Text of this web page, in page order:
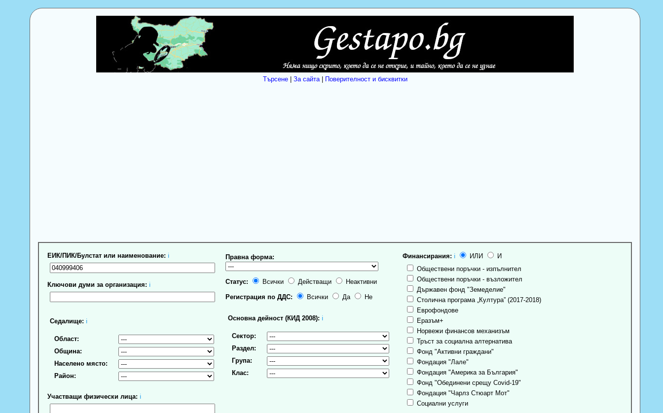
Търсене| За сайта| Поверителност и бисквитки
ЕИК/ПИК/Булстат или наименование: ℹ
Ключови думи за организация: ℹ
Седалище: ℹ
Област:
Община:
Населено място:
Район:
Участващи физически лица: ℹ
Правна форма:
Статус: Всички Действащи Неактивни
Регистрация по ДДС: Всички Да Не
Основна дейност (КИД 2008): ℹ
Сектор:
Раздел:
Група:
Клас:
Финансирания: ℹ ИЛИ
И
Обществени поръчки - изпълнител
Обществени поръчки - възложител
Държавен фонд "Земеделие"
Столична програма „Култура” (2017-2018)
Еврофондове
Еразъм+
Норвежи финансов механизъм
Тръст за социална алтернатива
Фонд "Активни граждани"
Фондация "Лале"
Фондация "Америка за България"
Фонд "Обединени срещу Covid-19"
Фондация "Чарлз Стюарт Мот"
Социални услуги